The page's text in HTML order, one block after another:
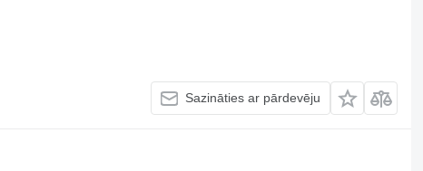
Sazināties ar pārdevēju